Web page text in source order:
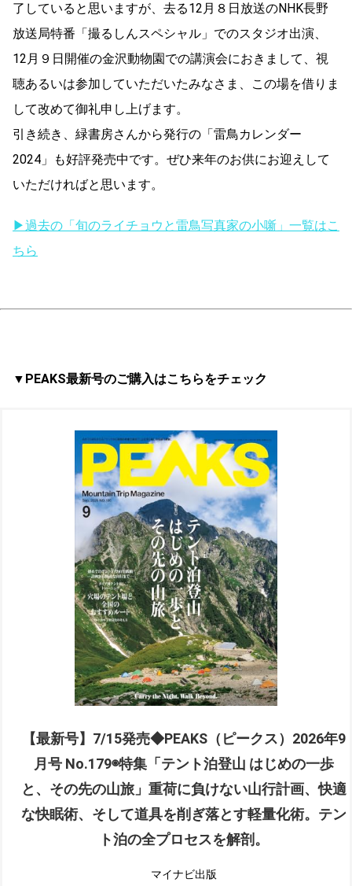
了していると思いますが、去る12月８日放送のNHK長野
放送局特番「撮るしんスペシャル」でのスタジオ出演、
12月９日開催の金沢動物園での講演会におきまして、視
聴あるいは参加していただいたみなさま、この場を借りま
して改めて御礼申し上げます。
引き続き、緑書房さんから発行の「雷鳥カレンダー
2024」も好評発売中です。ぜひ来年のお供にお迎えして
いただければと思います。
▶過去の「旬のライチョウと雷鳥写真家の小噺」一覧はこ
ちら
▼PEAKS最新号のご購入はこちらをチェック
【最新号】7/15発売◆PEAKS（ピークス）2026年9
月号 No.179◉特集「テント泊登山 はじめの一歩
と、その先の山旅」重荷に負けない山行計画、快適
な快眠術、そして道具を削ぎ落とす軽量化術。テン
ト泊の全プロセスを解剖。
マイナビ出版